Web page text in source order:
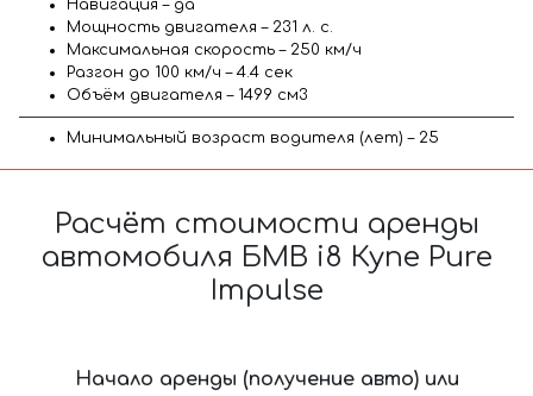
Навигация – да
Мощность двигателя – 231 л. с.
Максимальная скорость – 250 км/ч
Разгон до 100 км/ч – 4.4 сек
Объём двигателя – 1499 см3
Минимальный возраст водителя (лет) – 25
Расчёт стоимости аренды
автомобиля БМВ i8 Купе Pure
Impulse
Начало аренды (получение авто) или